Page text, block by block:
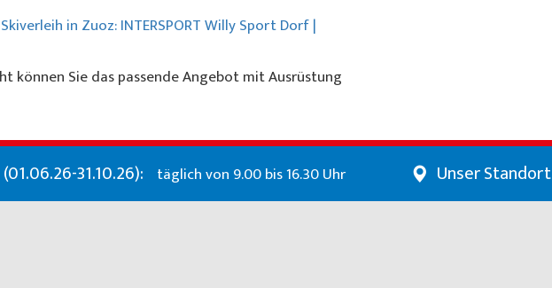
in Zuoz: INTERSPORT Willy Sport Dorf |
können Sie das passende Angebot mit Ausrüstung
31.10.26): täglich von 9.00 bis 16.30 Uhr Unser Standort